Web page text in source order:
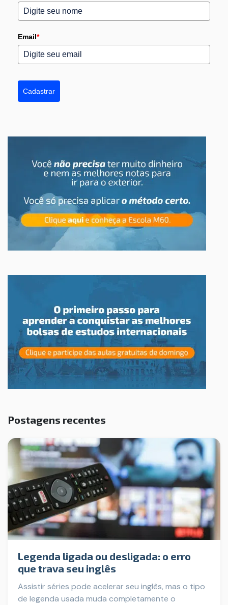
Email*
Cadastrar
Postagens recentes
Legenda ligada ou desligada: o erro
que trava seu inglês
Assistir séries pode acelerar seu inglês, mas o tipo
de legenda usada muda completamente o